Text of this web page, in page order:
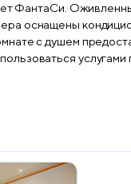
ФантаСи.
с душем